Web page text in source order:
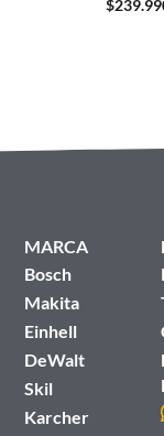
$
MARCA
Bosch
Makita
Einhell
DeWalt
Skil
Karcher